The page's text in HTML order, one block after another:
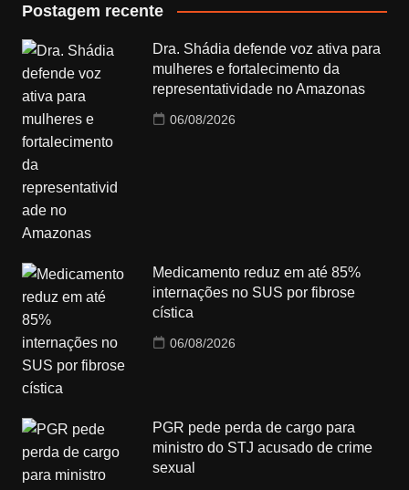
Postagem recente
Dra. Shádia defende voz ativa para
mulheres e fortalecimento da
representatividade no Amazonas
06/08/2026
Medicamento reduz em até 85%
internações no SUS por fibrose
cística
06/08/2026
PGR pede perda de cargo para
ministro do STJ acusado de crime
sexual